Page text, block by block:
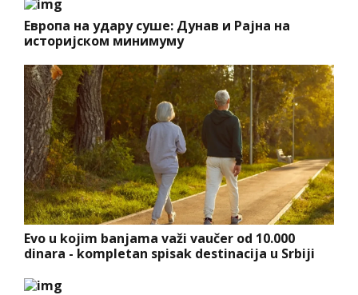
Европа на удару суше: Дунав и Рајна на
историјском минимуму
Evo u kojim banjama važi vaučer od 10.000
dinara - kompletan spisak destinacija u Srbiji